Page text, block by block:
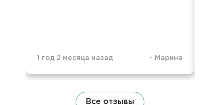
1 год 2 месяца назад - Марина
Все отзывы